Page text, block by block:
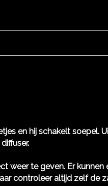
en hij schakelt soepel.
te geven. Er
controleer altijd zelf de